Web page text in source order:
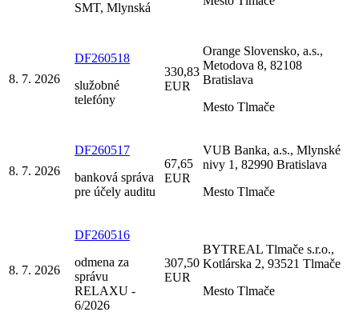
SMT, Mlynská
8. 7. 2026
DF260518
služobné
telefóny
330,83
EUR
Orange Slovensko, a.s.,
Metodova 8, 82108
Bratislava
Mesto Tlmače
8. 7. 2026
DF260517
banková správa
pre účely auditu
67,65
EUR
VUB Banka, a.s., Mlynské
nivy 1, 82990 Bratislava
Mesto Tlmače
8. 7. 2026
DF260516
odmena za
správu
RELAXU -
6/2026
307,50
EUR
BYTREAL Tlmače s.r.o.,
Kotlárska 2, 93521 Tlmače
Mesto Tlmače